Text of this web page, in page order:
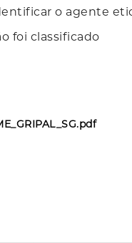
o agente
foi classificado